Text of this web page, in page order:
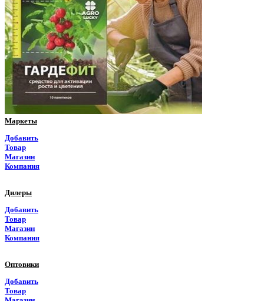
Пензенская область
Пермский край
Приморский край
Псковская область
Ростовская область
Маркеты
Добавить
Товар
Магазин
Компания
Дилеры
Добавить
Товар
Магазин
Компания
Оптовики
Добавить
Товар